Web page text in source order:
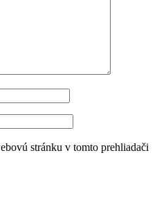
stránku v tomto prehliadači